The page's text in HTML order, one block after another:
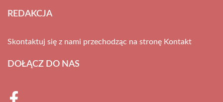
REDAKCJA
Skontaktuj się z nami przechodząc na stronę Kontakt
DOŁĄCZ DO NAS